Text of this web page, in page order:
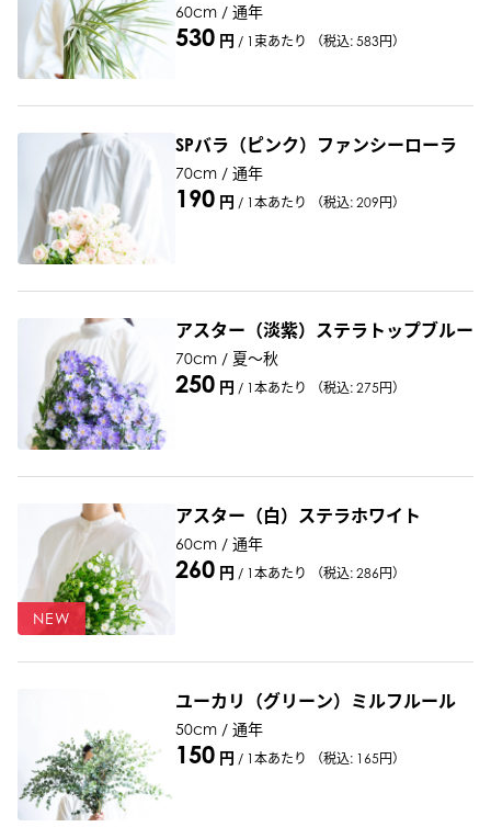
60cm / 通年
530 円 / 1束あたり （税込: 583円）
SPバラ（ピンク）ファンシーローラ
70cm / 通年
190 円 / 1本あたり （税込: 209円）
アスター（淡紫）ステラトップブルー
70cm / 夏～秋
250 円 / 1本あたり （税込: 275円）
NEW
アスター（白）ステラホワイト
60cm / 通年
260 円 / 1本あたり （税込: 286円）
ユーカリ（グリーン）ミルフルール
50cm / 通年
150 円 / 1本あたり （税込: 165円）